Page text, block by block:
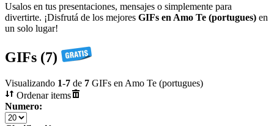
Usalos en tus presentaciones, mensajes o simplemente para
divertirte. ¡Disfrutá de los mejores GIFs en Amo Te (portugues) en
un solo lugar!
GIFs (7)
Visualizando 1-7 de 7 GIFs en Amo Te (portugues)
Ordenar items
Numero: